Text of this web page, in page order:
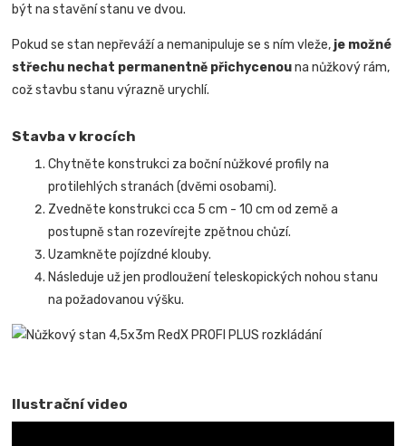
být na stavění stanu ve dvou.
Pokud se stan nepřeváží a nemanipuluje se s ním vleže, je možné
střechu nechat permanentně přichycenouna nůžkový rám,
což stavbu stanu výrazně urychlí.
Stavba v krocích
Chytněte konstrukci za boční nůžkové profily na
protilehlých stranách (dvěmi osobami).
Zvedněte konstrukci cca 5 cm - 10 cm od země a
postupně stan rozevírejte zpětnou chůzí.
Uzamkněte pojízdné klouby.
Následuje už jen prodloužení teleskopických nohou stanu
na požadovanou výšku.
Ilustrační video